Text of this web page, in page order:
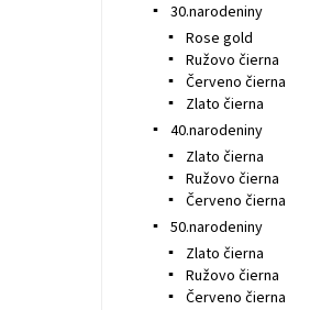
30.narodeniny
Rose gold
Ružovo čierna
Červeno čierna
Zlato čierna
40.narodeniny
Zlato čierna
Ružovo čierna
Červeno čierna
50.narodeniny
Zlato čierna
Ružovo čierna
Červeno čierna